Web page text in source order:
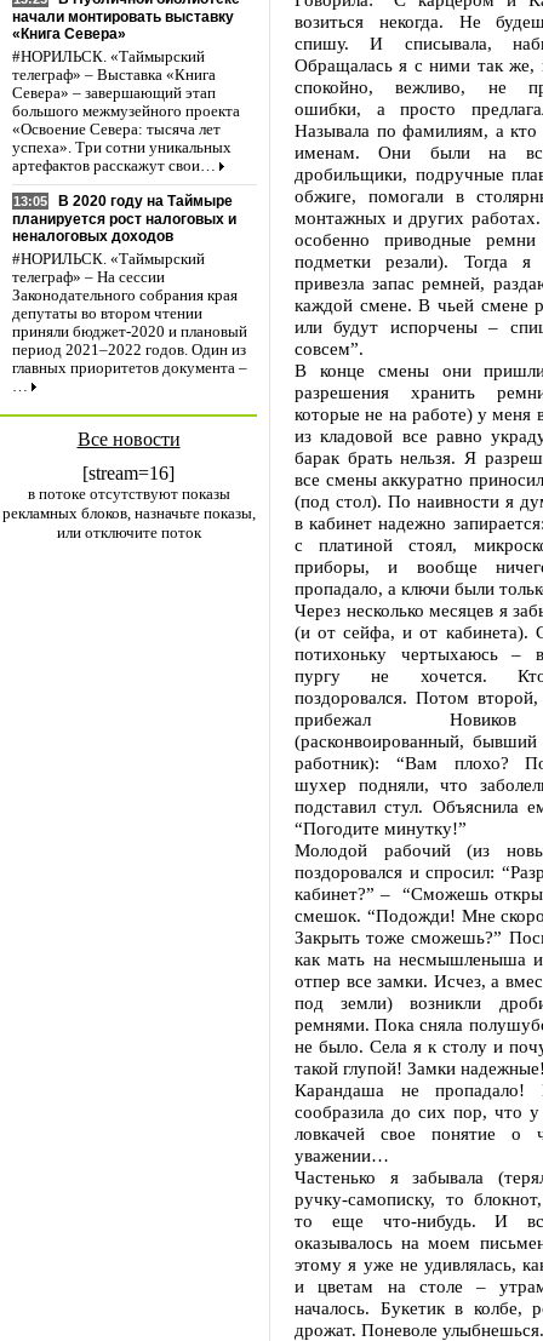
начали монтировать выставку
«Книга Севера»
#НОРИЛЬСК. «Таймырский
телеграф» – Выставка «Книга
Севера» – завершающий этап
большого межмузейного проекта
«Освоение Севера: тысяча лет
успеха». Три сотни уникальных
артефактов расскажут свои…
13:05
В 2020 году на Таймыре
планируется рост налоговых и
неналоговых доходов
#НОРИЛЬСК. «Таймырский
телеграф» – На сессии
Законодательного собрания края
депутаты во втором чтении
приняли бюджет-2020 и плановый
период 2021–2022 годов. Один из
главных приоритетов документа –
…
Все новости
[stream=16]
в потоке отсутствуют показы
рекламных блоков, назначьте показы,
или отключите поток
возиться некогда. Не
спишу. И списывала,
Обращалась я с ними так же,
спокойно, вежливо, не
ошибки, а просто
Называла по фамилиям, а
именам. Они были на
дробильщики, подручные
обжиге, помогали в
монтажных и других работах.
особенно приводные
подметки резали). Тогда я
привезла запас ремней,
каждой смене. В чьей смене
или будут испорчены –
совсем”.
В конце смены они
разрешения хранить
которые не на работе) у меня
из кладовой все равно
барак брать нельзя. Я
все смены аккуратно
(под стол). По наивности я
в кабинет надежно
с платиной стоял,
приборы, и вообще
пропадало, а ключи были
Через несколько месяцев я
(и от сейфа, и от кабинета).
потихоньку чертыхаюсь –
пургу не хочется.
поздоровался. Потом
прибежал Новиков
(расконвоированный, бывший
работник): “Вам плохо?
шухер подняли, что
подставил стул. Объяснила
“Погодите минутку!”
Молодой рабочий (из
поздоровался и спросил:
кабинет?” – “Сможешь
смешок. “Подожди! Мне
Закрыть тоже сможешь?”
как мать на несмышленыша и
отпер все замки. Исчез, а
под земли) возникли
ремнями. Пока сняла
не было. Села я к столу и
такой глупой! Замки
Карандаша не
сообразила до сих пор, что у
ловкачей свое понятие о
уважении…
Частенько я забывала
ручку-самописку, то
то еще что-нибудь. И
оказывалось на моем
этому я уже не удивлялась,
и цветам на столе –
началось. Букетик в колбе,
дрожат. Поневоле улыбнешься.